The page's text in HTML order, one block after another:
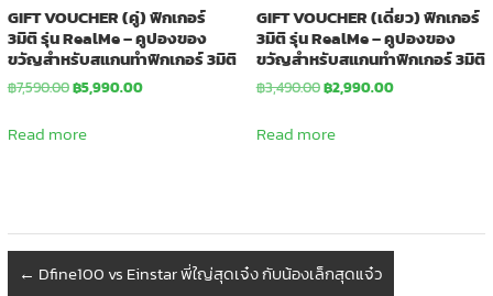
GIFT VOUCHER (คู่) ฟิกเกอร์
3มิติ รุ่น RealMe – คูปองของ
ขวัญสำหรับสแกนทำฟิกเกอร์ 3มิติ
฿7,590.00Original
was:
฿5,990.00Current
Read more
GIFT VOUCHER (เดี่ยว) ฟิกเกอร์
3มิติ รุ่น RealMe – คูปองของ
ขวัญสำหรับสแกนทำฟิกเกอร์ 3มิติ
฿3,490.00Original
was:
฿2,990.00Current
Read more
← Dfine100 vs Einstar พี่ใญ่สุดเจ๋ง กับน้องเล็กสุดแจ๋ว